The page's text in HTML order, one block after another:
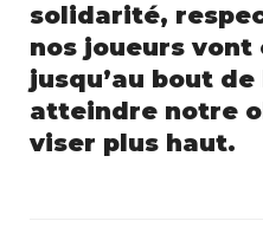
solidarité,
nos joueurs
jusqu’au bout
atteindre notre
viser plus haut.